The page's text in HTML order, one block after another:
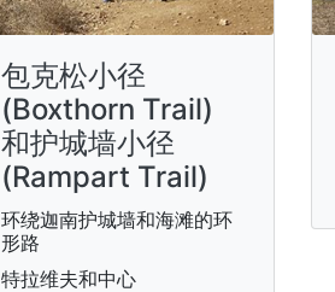
包克松小径
(Boxthorn Trail)
和护城墙小径
(Rampart Trail)
环绕迦南护城墙和海滩的环
形路
特拉维夫和中心